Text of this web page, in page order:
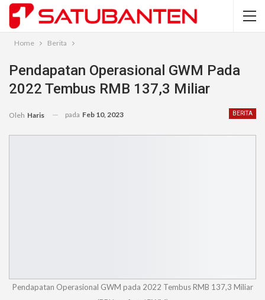
Home Berita
Pendapatan Operasional GWM Pada
2022 Tembus RMB 137,3 Miliar
BERITA
Oleh Haris pada Feb 10, 2023
Pendapatan Operasional GWM pada 2022 Tembus RMB 137,3 Miliar